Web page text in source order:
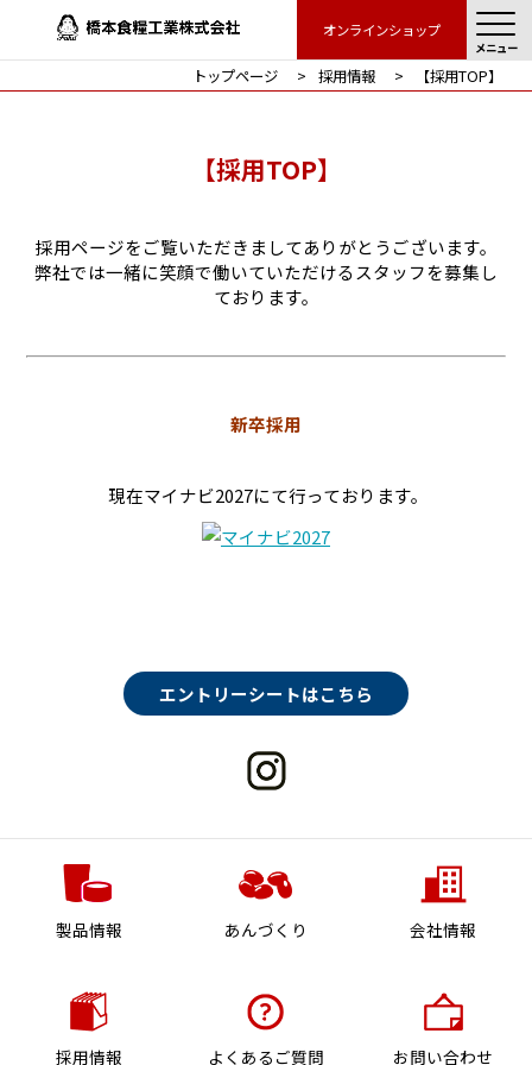
オンラインショップ
メニュー
トップページ 採用情報 【採用TOP】
【採用TOP】
採用ページをご覧いただきましてありがとうございます。
弊社では一緒に笑顔で働いていただけるスタッフを募集し
ております。
新卒採用
現在マイナビ2027にて行っております。
エントリーシートはこちら
製品情報 あんづくり 会社情報
採用情報 よくあるご質問 お問い合わせ